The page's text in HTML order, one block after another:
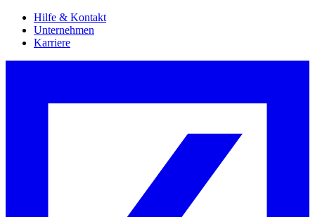
Hilfe & Kontakt
Unternehmen
Karriere